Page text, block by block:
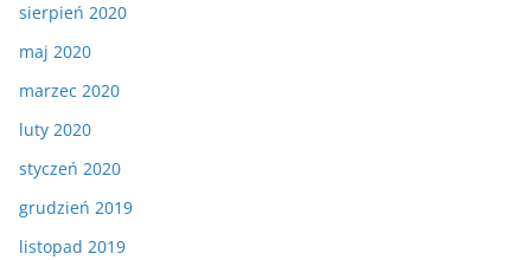
sierpień 2020
maj 2020
marzec 2020
luty 2020
styczeń 2020
grudzień 2019
listopad 2019